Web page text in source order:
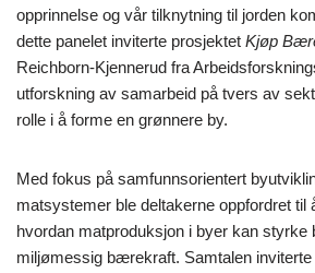
opprinnelse og vår tilknytning til jorden
dette panelet inviterte prosjektet Kjøp
Reichborn-Kjennerud fra
utforskning av samarbeid på tvers av
rolle i å forme en grønnere by.
Med fokus på samfunnsorientert
matsystemer ble deltakerne oppfordret til
hvordan matproduksjon i byer kan styrke
miljømessig bærekraft. Samtalen inviterte